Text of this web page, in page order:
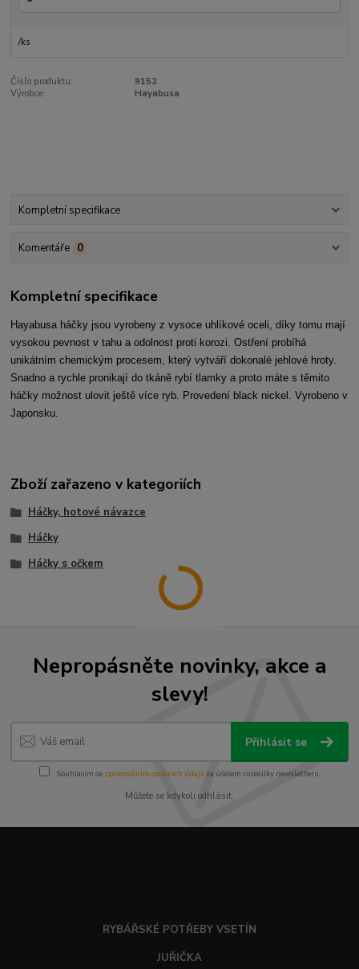
/ks
Číslo produktu:
9152
Výrobce:
Hayabusa
Kompletní specifikace
Komentáře 0
Kompletní specifikace
Hayabusa háčky jsou vyrobeny z vysoce uhlíkové oceli, díky tomu mají
vysokou pevnost v tahu a odolnost proti korozi. Ostření probíhá
unikátním chemickým procesem, který vytváří dokonalé jehlové hroty.
Snadno a rychle pronikají do tkáně rybí tlamky a proto máte s těmito
háčky možnost ulovit ještě více ryb. Provedení black nickel. Vyrobeno v
Japonsku.
Zboží zařazeno v kategoriích
Háčky, hotové návazce
Háčky
Háčky s očkem
Nepropásněte novinky, akce a
slevy!
Přihlásit se
Souhlasím se zpracováním osobních údajůza účelem rozesílky newsletteru.
Můžete se kdykoli odhlásit.
RYBÁŘSKÉ POTŘEBY VSETÍN
JUŘIČKA